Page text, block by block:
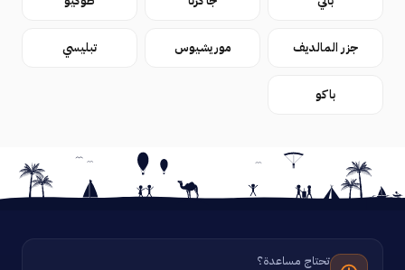
جزر المالديف موريشيوس تبليسي
باكو
تحتاج مساعدة؟